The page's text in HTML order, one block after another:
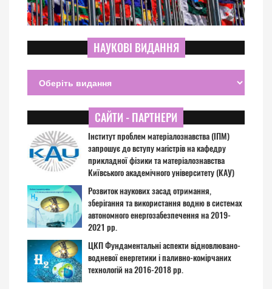
НАУКОВІ ВИДАННЯ
САЙТИ - ПАРТНЕРИ
Інститут проблем матеріалознавства (ІПМ)
запрошує до вступу магістрів на кафедру
прикладної фізики та матеріалознавства
Київського академічного університету (КАУ)
Розвиток наукових засад отримання,
зберігання та використання водню в системах
автономного енергозабезпечення на 2019-
2021 рр.
ЦКП Фундаментальні аспекти відновлювано-
водневої енергетики і паливно-комірчаних
технологій на 2016-2018 рр.